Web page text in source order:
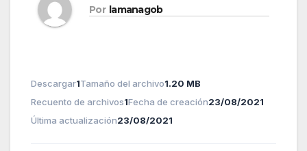
Por lamanagob
Descargar1Tamaño del archivo1.20 MB
Recuento de archivos1Fecha de creación23/08/2021
Última actualización23/08/2021